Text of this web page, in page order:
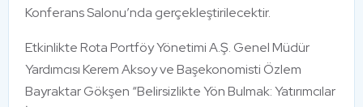
Konferans Salonu’nda gerçekleştirilecektir.
Etkinlikte Rota Portföy Yönetimi A.Ş. Genel Müdür
Yardımcısı Kerem Aksoy ve Başekonomisti Özlem
Bayraktar Gökşen “Belirsizlikte Yön Bulmak: Yatırımcılar